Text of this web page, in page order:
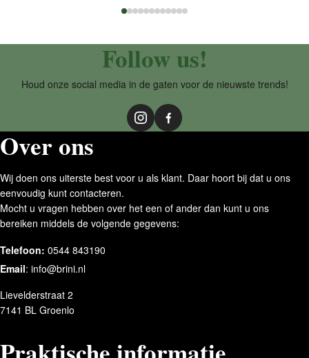
Follow us!
Houd onze social media in de gaten voor de nieuwste trends!
Over ons
Wij doen ons uiterste best voor u als klant. Daar hoort bij dat u ons
eenvoudig kunt contacteren.
Mocht u vragen hebben over het een of ander dan kunt u ons
bereiken middels de volgende gegevens:
Telefoon: 0544 843190
Email: info@brini.nl
Lievelderstraat 2
7141 BL Groenlo